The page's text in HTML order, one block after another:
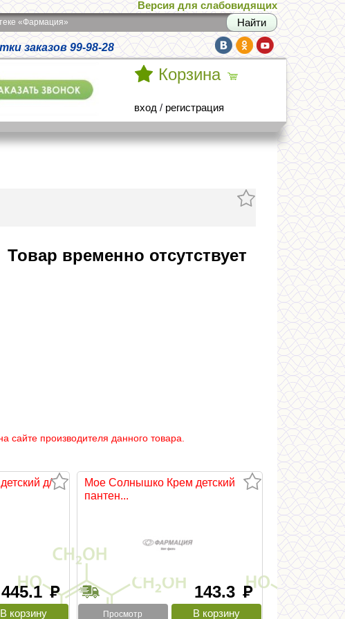
Версия для слабовидящих
«Фармация»
заказов 99-98-28
Корзина
вход / регистрация
Товар временно отсутствует
производителя данного товара.
д/
445.1руб
Мое Солнышко Крем детский
пантен...
143.3 руб
Просмотр